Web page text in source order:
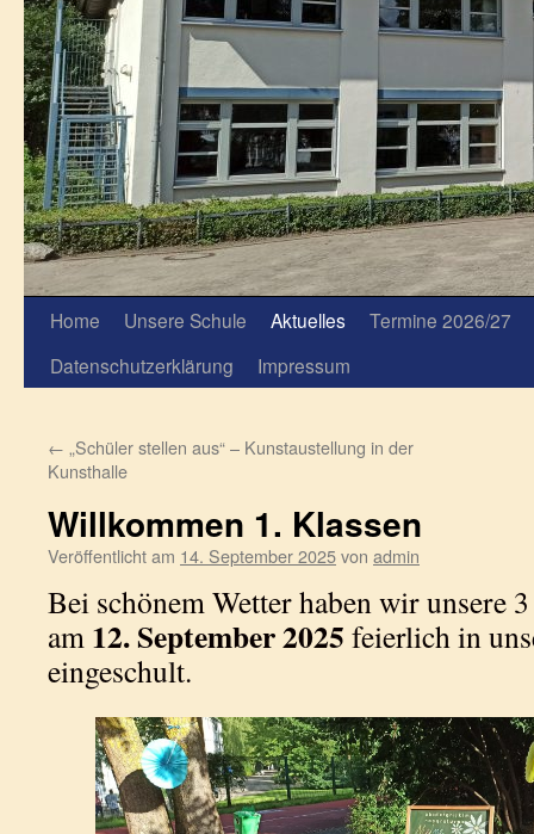
Home Unsere Schule Aktuelles
Termine 2026/27
Datenschutzerklärung
Impressum
← „Schüler stellen aus“ – Kunstaustellung in der
Kunsthalle
Willkommen 1. Klassen
Veröffentlicht am 14. September 2025von admin
Bei schönem Wetter haben wir unsere
am 12. September 2025 feierlich in
eingeschult.